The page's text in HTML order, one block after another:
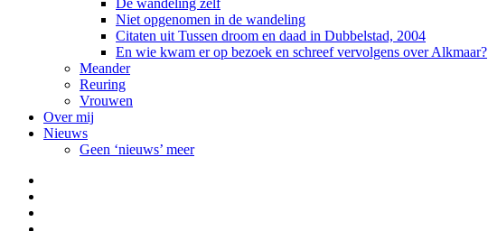
De wandeling zelf
Niet opgenomen in de wandeling
Citaten uit Tussen droom en daad in Dubbelstad, 2004
En wie kwam er op bezoek en schreef vervolgens over Alkmaar?
Meander
Reuring
Vrouwen
Over mij
Nieuws
Geen ‘nieuws’ meer